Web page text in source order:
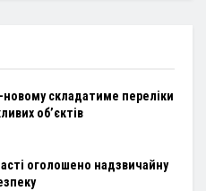
новому складатиме переліки
об’єктів
оголошено надзвичайну